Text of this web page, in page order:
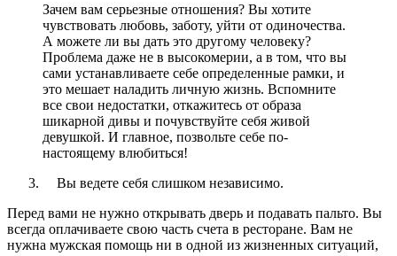
Зачем вам серьезные отношения? Вы хотите
чувствовать любовь, заботу, уйти от одиночества.
А можете ли вы дать это другому человеку?
Проблема даже не в высокомерии, а в том, что вы
сами устанавливаете себе определенные рамки, и
это мешает наладить личную жизнь. Вспомните
все свои недостатки, откажитесь от образа
шикарной дивы и почувствуйте себя живой
девушкой. И главное, позвольте себе по-
настоящему влюбиться!
Вы ведете себя слишком независимо.
Перед вами не нужно открывать дверь и подавать пальто. Вы
всегда оплачиваете свою часть счета в ресторане. Вам не
нужна мужская помощь ни в одной из жизненных ситуаций,